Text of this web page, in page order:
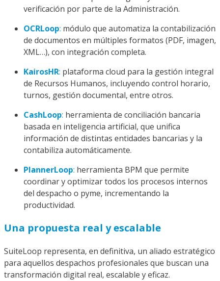
verificación por parte de la Administración.
OCRLoop: módulo que automatiza la contabilización
de documentos en múltiples formatos (PDF, imagen,
XML…), con integración completa.
KairosHR: plataforma cloud para la gestión integral
de Recursos Humanos, incluyendo control horario,
turnos, gestión documental, entre otros.
CashLoop: herramienta de conciliación bancaria
basada en inteligencia artificial, que unifica
información de distintas entidades bancarias y la
contabiliza automáticamente.
PlannerLoop: herramienta BPM que permite
coordinar y optimizar todos los procesos internos
del despacho o pyme, incrementando la
productividad.
Una propuesta real y escalable
SuiteLoop representa, en definitiva, un aliado estratégico
para aquellos despachos profesionales que buscan una
transformación digital real, escalable y eficaz.